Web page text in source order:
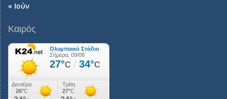
« Ιούν
Καιρός